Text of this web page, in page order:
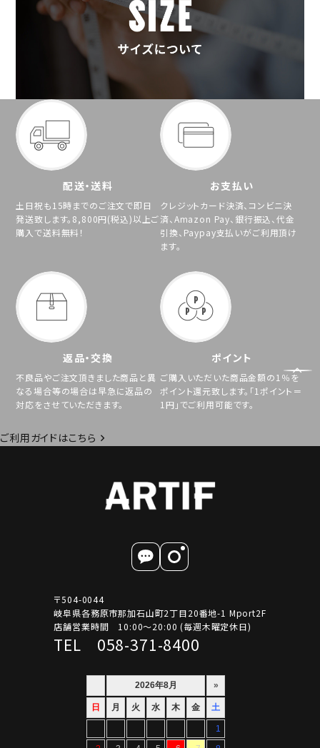
配送・送料
土日祝も15時までのご注文で即日
発送致します。8,800円(税込)以上ご
購入で送料無料！
お支払い
クレジットカード決済、コンビニ決
済、Amazon Pay、銀行振込、代金
引換、Paypay支払いがご利用頂け
ます。
返品・交換
不良品やご注文頂きました商品と異
なる場合等の場合は早急に返品の
対応をさせていただきます。
ポイント
ご購入いただいた商品金額の1％を
ポイント還元致します。「1ポイント＝
1円」でご利用可能です。
ご利用ガイドはこちら
〒504-0044
岐阜県各務原市那加石山町2丁目20番地-1 Mport2F
店舗営業時間 10:00～20:00 (毎週木曜定休日)
TEL 058-371-8400